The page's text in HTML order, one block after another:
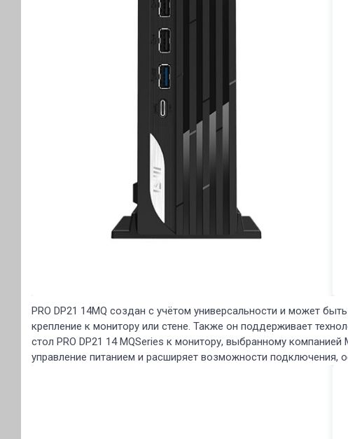
PRO DP21 14MQ создан с учётом универсальности и может
крепление к монитору или стене. Также он поддерживает
стол PRO DP21 14 MQSeries к монитору, выбранному
управление питанием и расширяет возможности подключения,